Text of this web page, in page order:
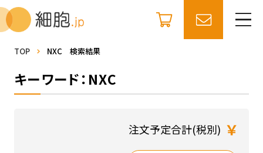
TOP NXC 検索結果
キーワード：NXC
注文予定合計(税別) ￥